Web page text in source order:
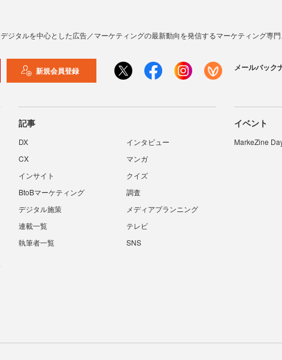
デジタルを中心とした広告／マーケティングの最新動向を発信するマーケティング専門
新規会員登録 メールバック
記事
DX
インタビュー
CX
マンガ
インサイト
クイズ
BtoBマーケティング
調査
デジタル施策
メディアプランニング
連載一覧
テレビ
執筆者一覧
SNS
イベント
MarkeZine